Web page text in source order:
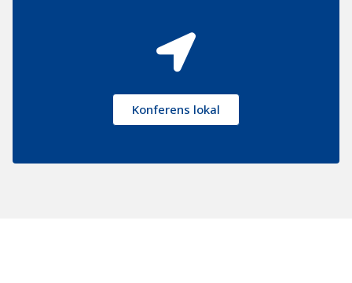
Konferens lokal